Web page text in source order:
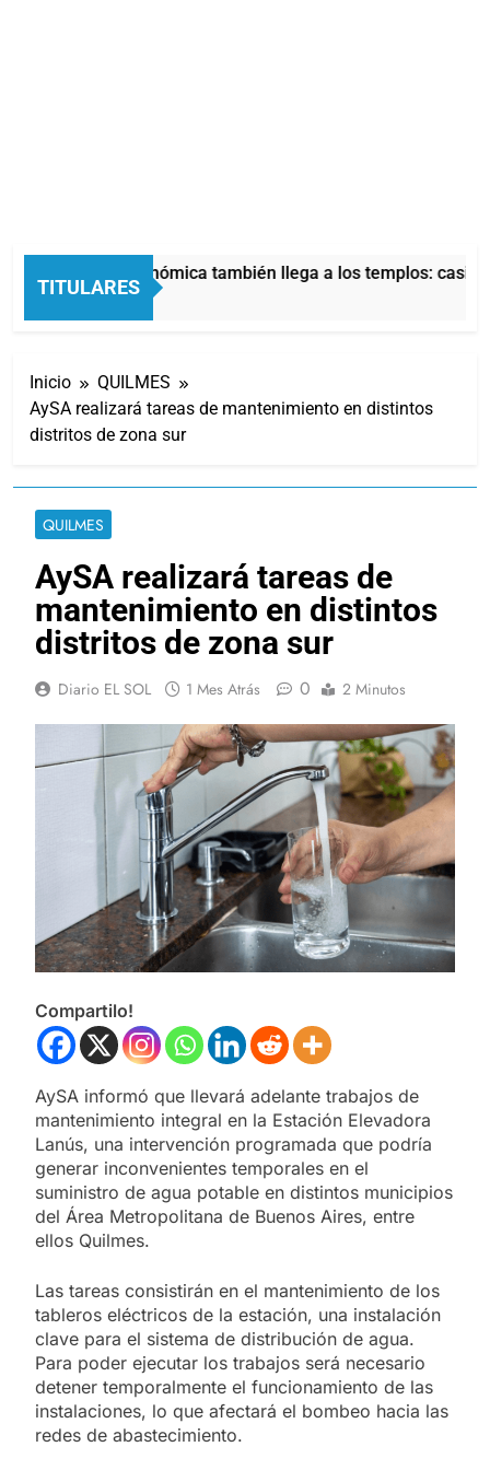
TITULARES
La crisis económica también llega a los templos: casi
7 Horas Atrás
Inicio
QUILMES
AySA realizará tareas de mantenimiento en distintos
distritos de zona sur
QUILMES
AySA realizará tareas de
mantenimiento en distintos
distritos de zona sur
Diario EL SOL 1 Mes Atrás 0 2 Minutos
Compartilo!
AySA informó que llevará adelante trabajos de
mantenimiento integral en la Estación Elevadora
Lanús, una intervención programada que podría
generar inconvenientes temporales en el
suministro de agua potable en distintos municipios
del Área Metropolitana de Buenos Aires, entre
ellos Quilmes.
Las tareas consistirán en el mantenimiento de los
tableros eléctricos de la estación, una instalación
clave para el sistema de distribución de agua.
Para poder ejecutar los trabajos será necesario
detener temporalmente el funcionamiento de las
instalaciones, lo que afectará el bombeo hacia las
redes de abastecimiento.